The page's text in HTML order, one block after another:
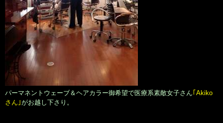
パーマネントウェーブ＆ヘアカラー御希望で医療系素敵女子さん｢Akiko
さん｣がお越し下さり。